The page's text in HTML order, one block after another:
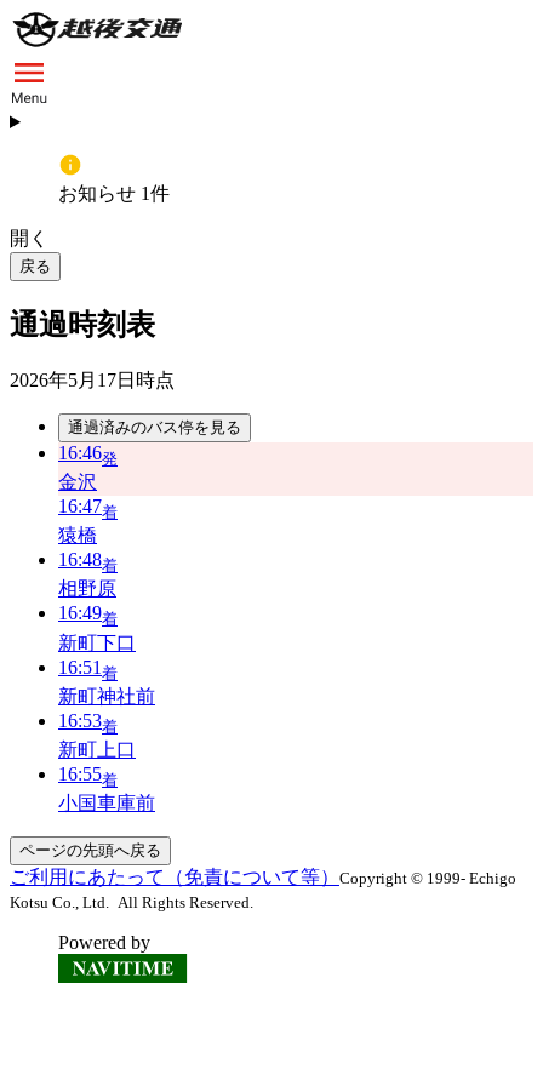
お知らせ 1件
開く
戻る
通過時刻表
2026年5月17日 時点
通過済みのバス停を見る
16:46発
金沢
16:47着
猿橋
16:48着
相野原
16:49着
新町下口
16:51 着
新町神社前
16:53着
新町上口
16:55着
小国車庫前
ページの先頭へ戻る
ご利用にあたって（免責について等） Copyright © 1999- Echigo
Kotsu Co., Ltd. All Rights Reserved.
Powered by